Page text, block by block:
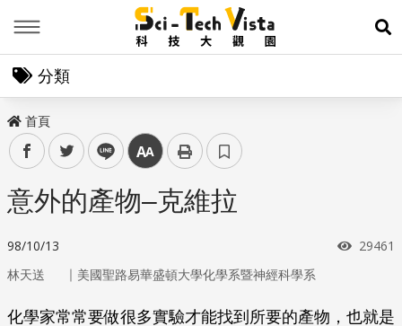
展
分類
首頁
facebooktwitter line 中
意外的產物–克維拉
98/10/13 瀏覽次
29461
林天送 ｜ 美國聖路易華盛頓大學化學系暨神經科學系
化學家常常要做很多實驗才能找到所要的產物，也就是